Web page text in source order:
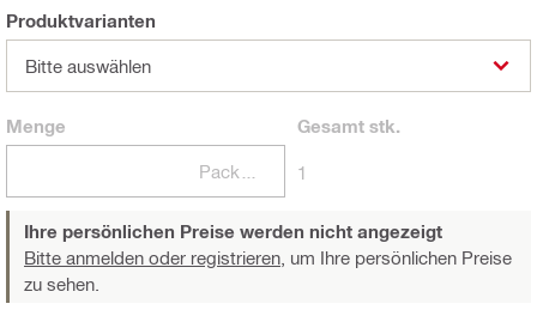
Produktvarianten
Bitte auswählen
Menge Gesamtstk.
1
Ihre persönlichen Preise werden nicht angezeigt
Bitte anmelden oder registrieren, um Ihre persönlichen Preise
zu sehen.